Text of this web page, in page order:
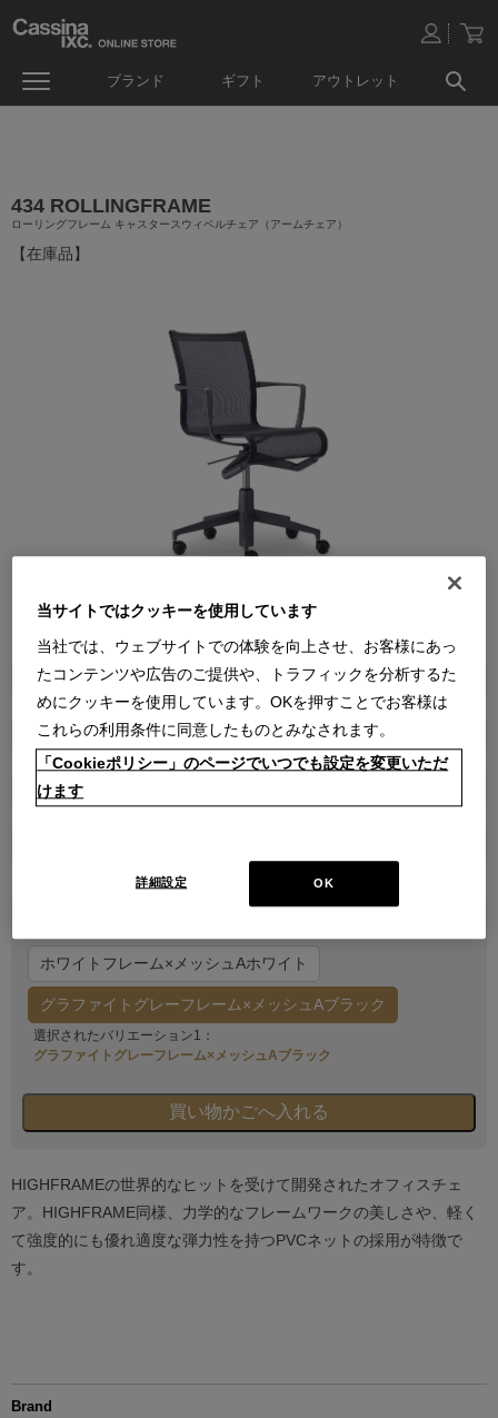
ブランド ギフト アウトレット
434 ROLLINGFRAME
ローリングフレーム キャスタースウィベルチェア（アームチェア）
【在庫品】
商品属性
家具
品番
1ALG015000039035R007
販売価格
ホワイトフレーム×メッシュAホワイト
グラファイトグレーフレーム×メッシュAブラック
選択されたバリエーション1：
グラファイトグレーフレーム×メッシュAブラック
HIGHFRAMEの世界的なヒットを受けて開発されたオフィスチェ
ア。HIGHFRAME同様、力学的なフレームワークの美しさや、軽く
て強度的にも優れ適度な弾力性を持つPVCネットの採用が特徴で
す。
Brand
当サイトではクッキーを使用しています
当社では、ウェブサイトでの体験を向上させ、お客様にあっ
たコンテンツや広告のご提供や、トラフィックを分析するた
めにクッキーを使用しています。OKを押すことでお客様は
これらの利用条件に同意したものとみなされます。
「Cookieポリシー」のページでいつでも設定を変更いただ
けます
OK
詳細設定